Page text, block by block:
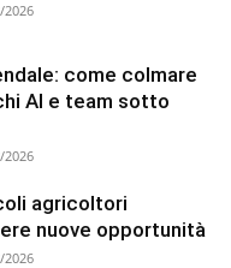
2026
come colmare
AI e team sotto
2026
agricoltori
nuove opportunità
2026